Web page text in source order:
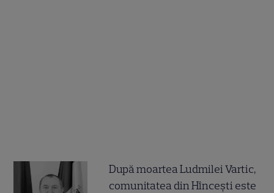
După moartea Ludmilei Vartic,
comunitatea din Hîncești este